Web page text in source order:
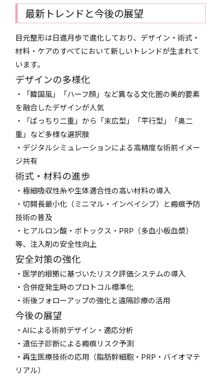
最新トレンドと今後の展望
目元整形は日進月歩で進化しており、デザイン・術式・
材料・ケアのすべてにおいて新しいトレンドが生まれて
います。
デザインの多様化
・「韓国風」「ハーフ顔」など異なる文化圏の美的要素
を融合したデザインが人気
・「ぱっちり二重」から「末広型」「平行型」「奥二
重」など多様な選択肢
・デジタルシミュレーションによる高精度な術前イメー
ジ共有
術式・材料の進歩
・極細吸収性糸や生体適合性の高い材料の導入
・切開長最小化（ミニマル・インベイシブ）と瘢痕予防
技術の普及
・ヒアルロン酸・ボトックス・PRP（多血小板血漿）
等、注入剤の安全性向上
安全対策の強化
・医学的根拠に基づいたリスク評価システムの導入
・合併症発生時のプロトコル標準化
・術後フォローアップの強化と遠隔診療の活用
今後の展望
・AIによる術前デザイン・適応分析
・遺伝子診断による瘢痕リスク予測
・再生医療技術の応用（脂肪幹細胞・PRP・バイオマテ
リアル）